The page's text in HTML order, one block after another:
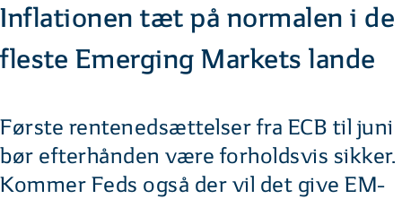
Inflationen tæt på normalen i de
fleste Emerging Markets lande
Første rentenedsættelser fra ECB til juni
bør efterhånden være forholdsvis sikker.
Kommer Feds også der vil det give EM-